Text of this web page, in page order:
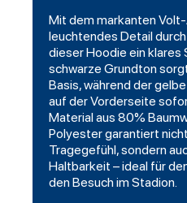
Mit dem markanten
leuchtendes Detail
dieser Hoodie ein klares
schwarze Grundton
Basis, während der
auf der Vorderseite
Material aus 80%
Polyester garantiert
Tragegefühl, sondern
Haltbarkeit – ideal für
den Besuch im Stadion.